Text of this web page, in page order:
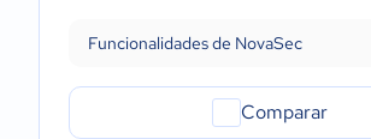
Funcionalidades de NovaSec
Comparar